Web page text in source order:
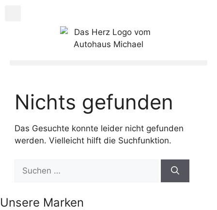
Nichts gefunden
Das Gesuchte konnte leider nicht gefunden
werden. Vielleicht hilft die Suchfunktion.
Unsere Marken